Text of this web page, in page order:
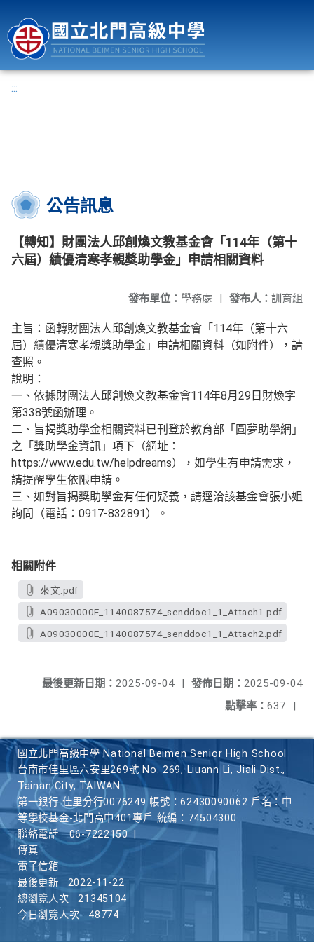
:::
公告訊息
【轉知】財團法人邱創煥文教基金會「114年（第十
六屆）績優清寒孝親獎助學金」申請相關資料
發布人： 訓育組
發布單位： 學務處 |
主旨：函轉財團法人邱創煥文教基金會「114年（第十六
屆）績優清寒孝親獎助學金」申請相關資料（如附件），請
查照。
說明：
一、依據財團法人邱創煥文教基金會114年8月29日財煥字
第338號函辦理。
二、旨揭獎助學金相關資料已刊登於教育部「圓夢助學網」
之「獎助學金資訊」項下（網址：
https://www.edu.tw/helpdreams），如學生有申請需求，
請提醒學生依限申請。
三、如對旨揭獎助學金有任何疑義，請逕洽該基金會張小姐
詢問（電話：0917-832891）。
相關附件
來文.pdf
A09030000E_1140087574_senddoc1_1_Attach1.pdf
A09030000E_1140087574_senddoc1_1_Attach2.pdf
發佈日期： 2025-09-04
最後更新日期： 2025-09-04
|
點擊率： 637 |
國立北門高級中學 National Beimen Senior High School
台南市佳里區六安里269號 No. 269, Liuann Li, Jiali Dist.,
Tainan City, TAIWAN
第一銀行 佳里分行0076249 帳號：62430090062 戶名：中
等學校基金-北門高中401專戶 統編：74504300
聯絡電話
06-7222150
傳真
電子信箱
最後更新
2022-11-22
總瀏覽人次
21345104
今日瀏覽人次
48774